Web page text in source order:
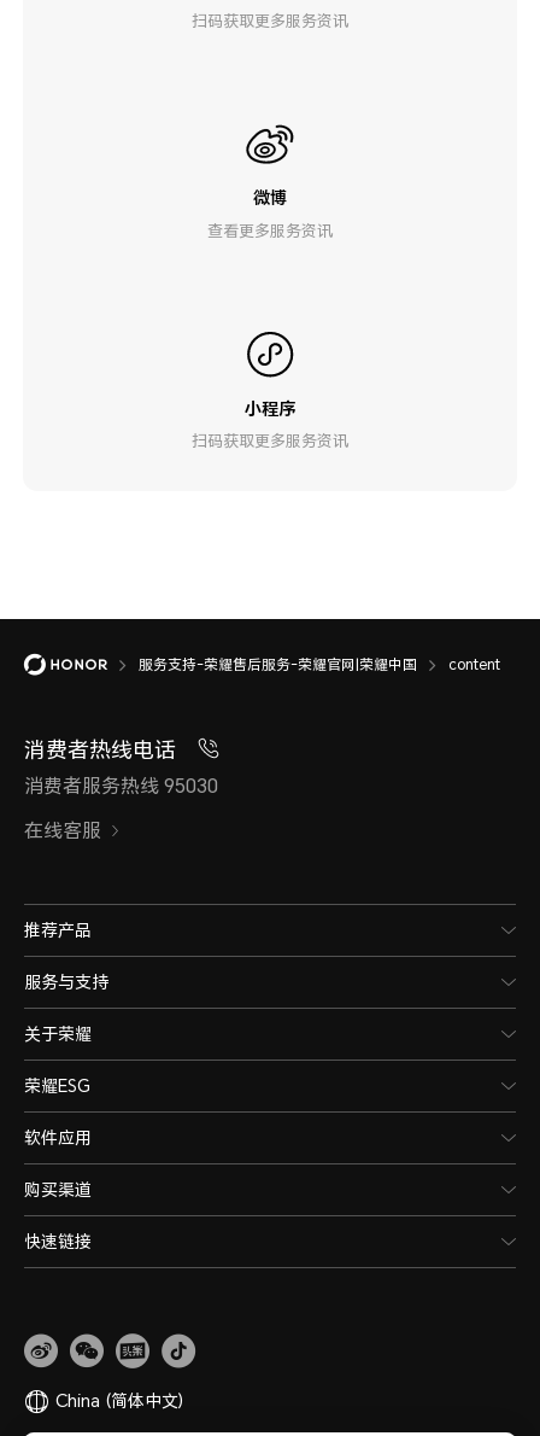
扫码获取更多服务资讯
微博
查看更多服务资讯
小程序
扫码获取更多服务资讯
服务支持-荣耀售后服务-荣耀官网|荣耀中国 content
消费者热线电话
消费者服务热线 95030
在线客服
推荐产品
服务与支持
关于荣耀
荣耀ESG
软件应用
购买渠道
快速链接
China (简体中文)